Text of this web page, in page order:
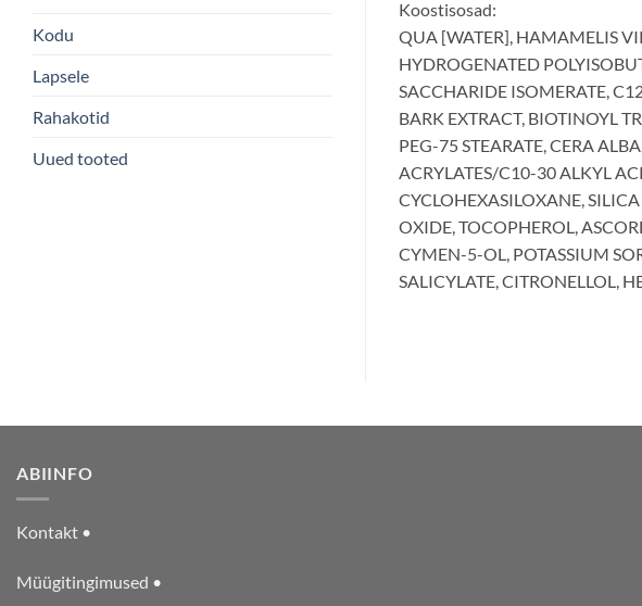
Kodu
Lapsele
Rahakotid
Uued tooted
Koostisosad:
QUA [WATER], HAMAMELIS
HYDROGENATED
SACCHARIDE ISOMERATE,
BARK EXTRACT, BIOTINOYL
PEG-75 STEARATE, CERA
ACRYLATES/C10-30 ALKYL
CYCLOHEXASILOXANE,
OXIDE, TOCOPHEROL,
CYMEN-5-OL, POTASSIUM
SALICYLATE, CITRONELLOL,
ABIINFO
Kontakt •
Müügitingimused •